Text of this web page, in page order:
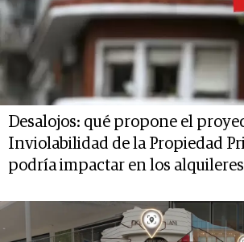
Desalojos: qué propone el
Inviolabilidad de la Propiedad
podría impactar en los alquileres